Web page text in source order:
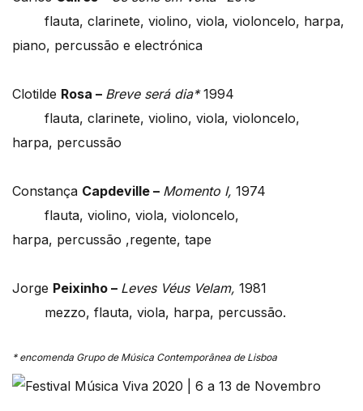
flauta, clarinete, violino, viola, violoncelo, harpa,
piano, percussão e electrónica
Clotilde Rosa – Breve será dia*1994
flauta, clarinete, violino, viola, violoncelo,
harpa, percussão
Constança Capdeville – Momento I, 1974
flauta, violino, viola, violoncelo,
harpa, percussão ,regente, tape
Jorge Peixinho – Leves Véus Velam, 1981
mezzo, flauta, viola, harpa, percussão.
* encomenda Grupo de Música Contemporânea de Lisboa